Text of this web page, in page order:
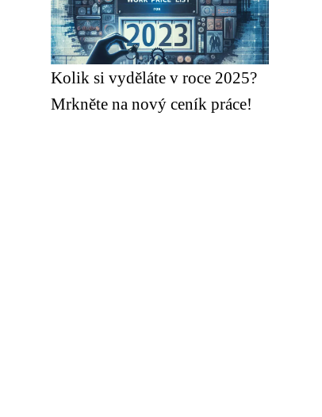
Kolik si vyděláte v roce 2025?
Mrkněte na nový ceník práce!